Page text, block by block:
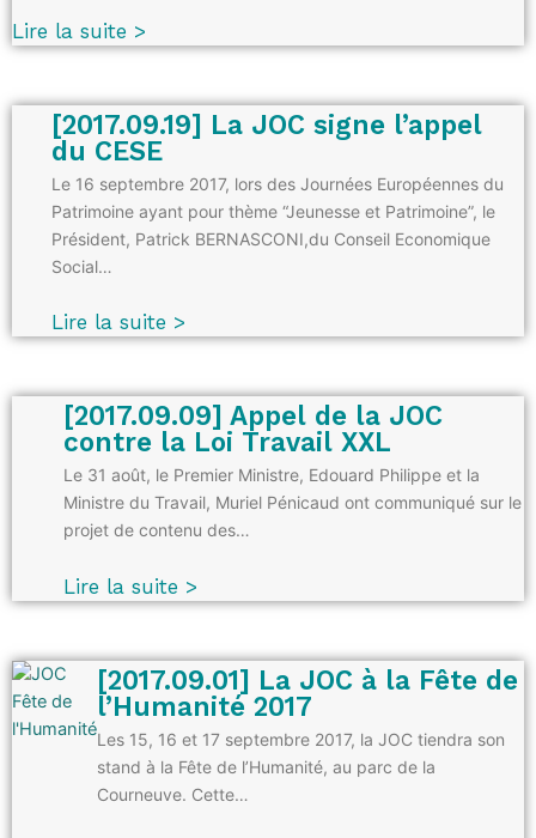
Lire la suite >
[2017.09.19] La JOC signe l’appel
du CESE
Le 16 septembre 2017, lors des Journées Européennes du
Patrimoine ayant pour thème “Jeunesse et Patrimoine”, le
Président, Patrick BERNASCONI,du Conseil Economique
Social…
Lire la suite >
[2017.09.09] Appel de la JOC
contre la Loi Travail XXL
Le 31 août, le Premier Ministre, Edouard Philippe et la
Ministre du Travail, Muriel Pénicaud ont communiqué sur le
projet de contenu des…
Lire la suite >
[2017.09.01] La JOC à la Fête de
l’Humanité 2017
Les 15, 16 et 17 septembre 2017, la JOC tiendra son
stand à la Fête de l’Humanité, au parc de la
Courneuve. Cette…